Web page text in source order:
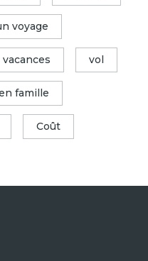
voyage
vacances vol
famille
Coût